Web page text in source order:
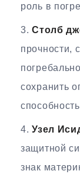
роль в
Столб
прочности,
сохранить
Узел
защитной
знак